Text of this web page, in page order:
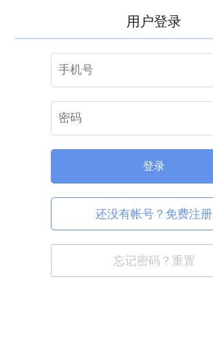
用户登录
登录
还没有帐号？免费注册
忘记密码？重置